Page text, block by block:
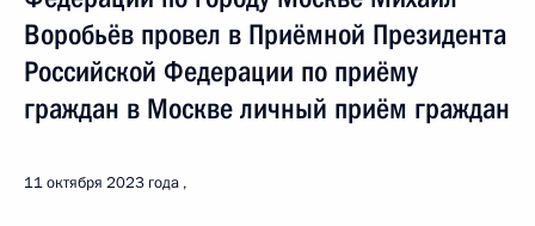
Воробьёв провел в Приёмной Президента
Российской Федерации по приёму
граждан в Москве личный приём граждан
11 октября 2023 года